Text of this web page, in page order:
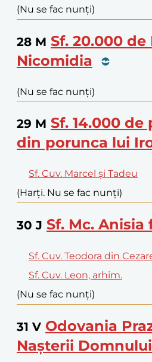
(Nu se fac nunți)
28 M Sf. 20.000 de
Nicomidia
(Nu se fac nunți)
29 M Sf. 14.000
din porunca lui
Sf. Cuv. Marcel și Tadeu
(Harți. Nu se fac nunți)
30 J Sf. Mc. Anisia
Sf. Cuv. Teodora din
Sf. Cuv. Leon, arhim.
(Nu se fac nunți)
31 V Odovania
Nașterii Domnului